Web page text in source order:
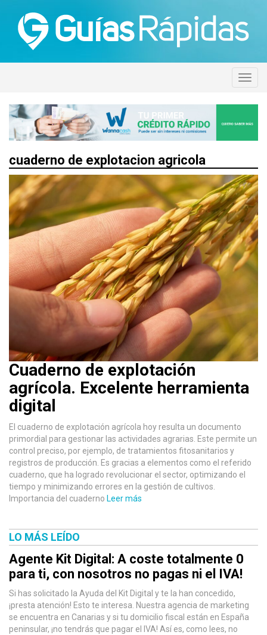
cuaderno de explotacion agricola
Cuaderno de explotación
agrícola. Excelente herramienta
digital
El cuaderno de explotación agrícola hoy resulta un documento
primordial para gestionar las actividades agrarias. Este permite un
control preciso, por ejemplo, de tratamientos fitosanitarios y
registros de producción. Es gracias a elementos como el referido
cuaderno, que ha logrado revolucionar el sector, optimizando el
tiempo y minimizando errores en la gestión de cultivos.
Importancia del cuaderno Leer más
LO MÁS LEÍDO
Agente Kit Digital: A coste totalmente 0
para ti, con nosotros no pagas ni el IVA!
Si has solicitado la Ayuda del Kit Digital y te la han concedido,
¡presta atención! Esto te interesa. Nuestra agencia de marketing
se encuentra en Canarias y si tu domicilio fiscal están en España
peninsular, ¡no tendrás que pagar el IVA! Así es, como lees, no